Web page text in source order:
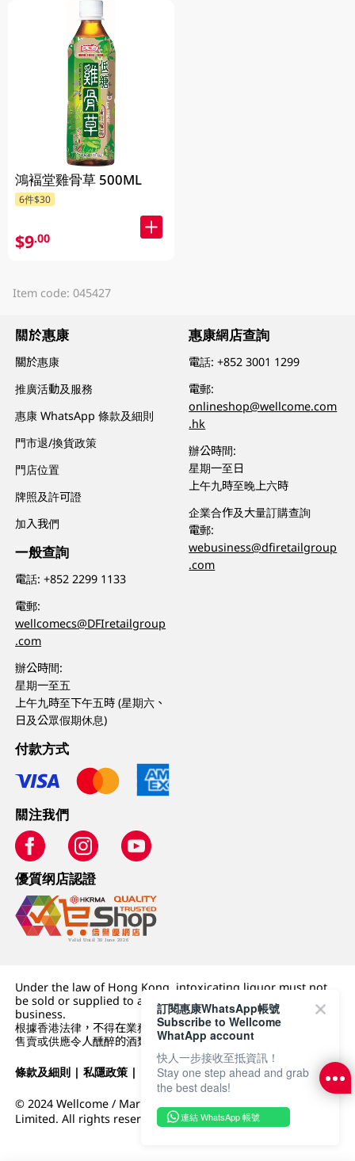
鴻褔堂雞骨草 500ML
6件$30
$9.00
Item code: 045427
關於惠康
關於惠康
推廣活動及服務
惠康 WhatsApp 條款及細則
門市退/換貨政策
門店位置
牌照及許可證
加入我們
一般查詢
電話:+852 2299 1133
電郵:
wellcomecs@DFIretailgroup
.com
辦公時間:
星期一至五
上午九時至下午五時 (星期六、
日及公眾假期休息)
惠康網店查詢
電話:+852 3001 1299
電郵:
onlineshop@wellcome.com
.hk
辦公時間:
星期一至日
上午九時至晚上六時
企業合作及大量訂購查詢
電郵:
webusiness@dfiretailgroup
.com
付款方式
關注我們
優質纲店認證
Under the law of Hong Kong, intoxicating liquor must not
be sold or supplied to a minor (under 18) in the course of
business.
根據香港法律，不得在業務過程中，向未成年人 (18 歲以下人士)
售賣或供應令人醺醉的酒類。
條款及細則 |私隱政策 | DFI零售集團
© 2024 Wellcome / Market Place. The Dairy Farm Company
Limited. All rights reserved.
訂閱惠康WhatsApp帳號
Subscribe to Wellcome
WhatApp account
快人一步接收至抵資訊！
Stay one step ahead and grab
the best deals!
連結 WhatsApp 帳號